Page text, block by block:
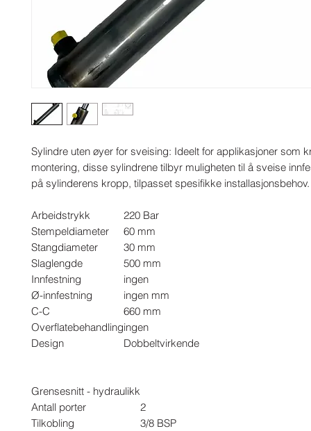
Sylindre uten øyer for sveising: Ideelt for applikasjoner som
montering, disse sylindrene tilbyr muligheten til å sveise
på sylinderens kropp, tilpasset spesifikke installasjonsbehov.
Arbeidstrykk
220 Bar
Stempeldiameter
60 mm
Stangdiameter
30 mm
Slaglengde
500 mm
Innfestning
ingen
Ø-innfestning
ingen mm
C-C
660 mm
Overflatebehandlingingen
Design
Dobbeltvirkende
Grensesnitt - hydraulikk
Antall porter
2
Tilkobling
3/8 BSP